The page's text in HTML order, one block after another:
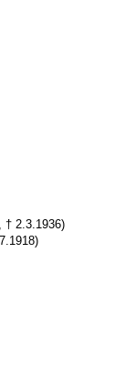
† 2.3.1936)